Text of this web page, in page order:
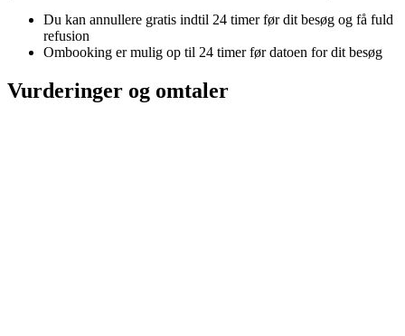
Du kan annullere gratis indtil 24 timer før dit besøg og få fuld
refusion
Ombooking er mulig op til 24 timer før datoen for dit besøg
Vurderinger og omtaler